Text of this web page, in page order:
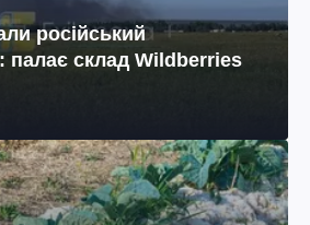
російський
палає склад Wildberries